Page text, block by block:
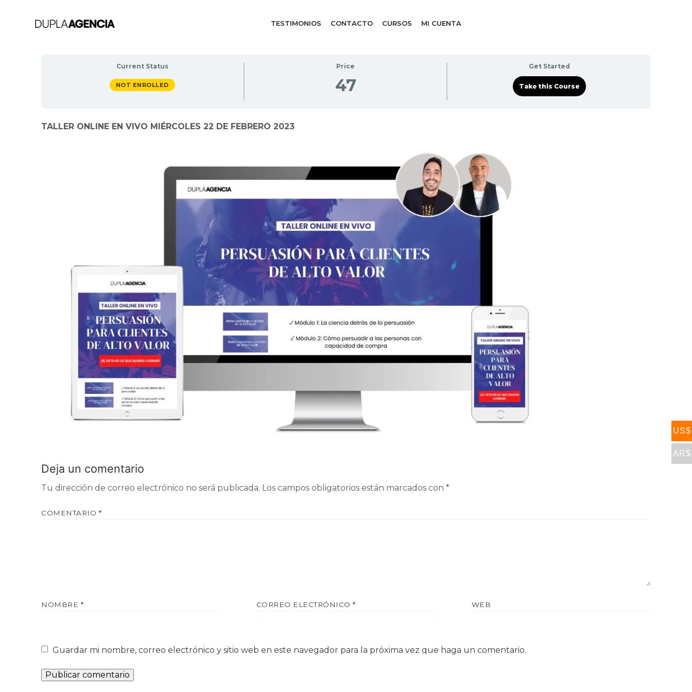
TESTIMONIOS CONTACTO CURSOS MI CUENTA
Current Status
NOT ENROLLED
Price
47
Get Started
Take this Course
TALLER ONLINE EN VIVO MIÉRCOLES 22 DE FEBRERO 2023
Deja un comentario
Tu dirección de correo electrónico no será publicada. Los campos obligatorios están marcados con *
COMENTARIO *
NOMBRE * CORREO ELECTRÓNICO* WEB
Guardar mi nombre, correo electrónico y sitio web en este navegador para la próxima vez que haga un comentario.
US$
AR$